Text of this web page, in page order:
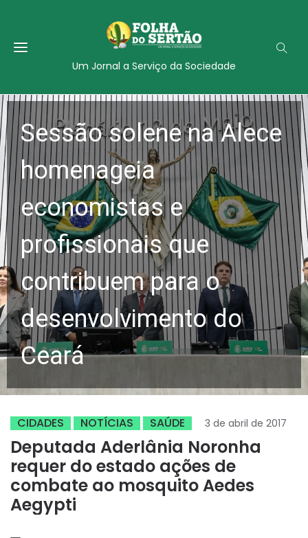
Um Jornal a Serviço da Sociedade
Sessão solene na Alece
homenageia
economistas e
profissionais que
contribuem para o
desenvolvimento do
Ceará
CIDADES NOTÍCIAS SAÚDE 3 de abril de 2017
Deputada Aderlânia Noronha
requer do estado ações de
combate ao mosquito Aedes
Aegypti